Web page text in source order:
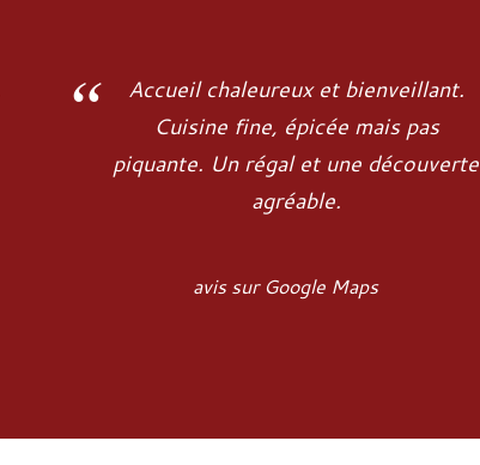
Accueil chaleureux et bienveillant.
Cuisine fine, épicée mais pas
piquante. Un régal et une découverte
agréable.
avis sur Google Maps